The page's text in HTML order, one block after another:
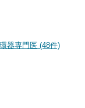
器専門医 (48件)